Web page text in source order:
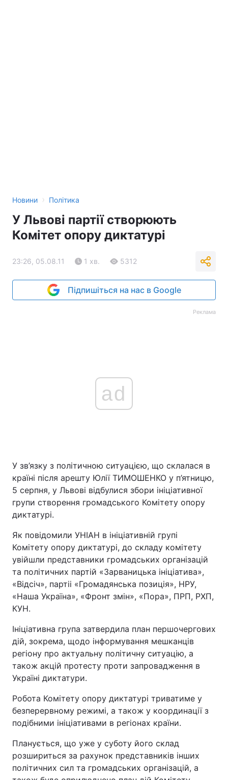
Новини › Політика
У Львові партії створюють
Комітет опору диктатурі
23:26, 05.08.11 1 хв. 5312
Підпишіться на нас в Google
Реклама
ad
У зв’язку з політичною ситуацією, що склалася в
країні після арешту Юлії ТИМОШЕНКО у п’ятницю,
5 серпня, у Львові відбулися збори ініціативної
групи створення громадського Комітету опору
диктатурі.
Як повідомили УНІАН в ініціативній групі
Комітету опору диктатурі, до складу комітету
увійшли представники громадських організацій
та політичних партій «Зарваницька ініціатива»,
«Відсіч», партіі «Громадянська позиція», НРУ,
«Наша Україна», «Фронт змін», «Пора», ПРП, РХП,
КУН.
Ініціативна група затвердила план першочергових
дій, зокрема, щодо інформування мешканців
регіону про актуальну політичну ситуацію, а
також акцій протесту проти запровадження в
Україні диктатури.
Робота Комітету опору диктатурі триватиме у
безперервному режимі, а також у координації з
подібними ініціативами в регіонах країни.
Планується, що уже у суботу його склад
розшириться за рахунок представників інших
політичних сил та громадських організацій, а